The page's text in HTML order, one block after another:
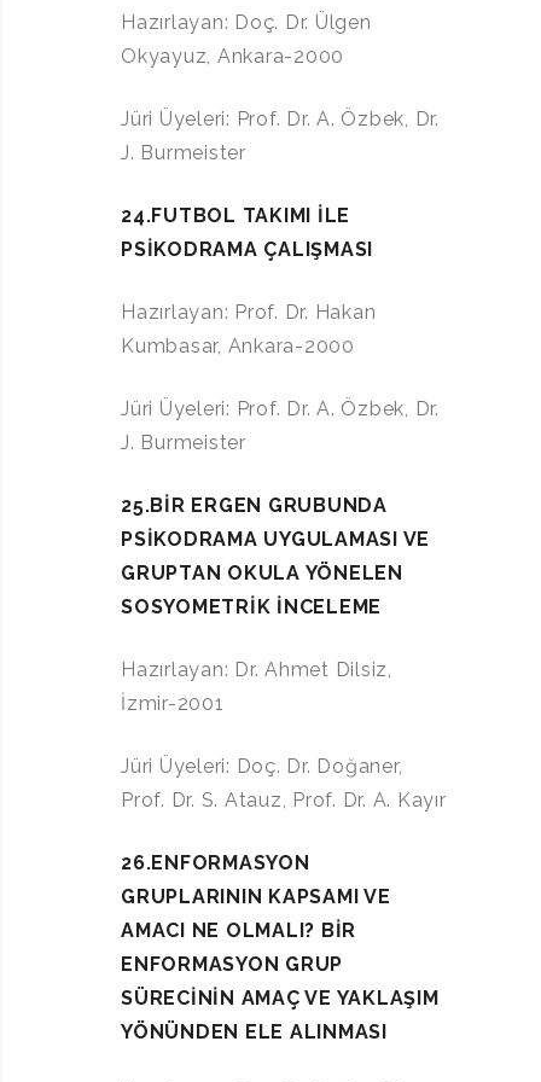
Hazırlayan: Doç. Dr. Ülgen
Okyayuz, Ankara-2000
Jüri Üyeleri: Prof. Dr. A. Özbek, Dr.
J. Burmeister
24.FUTBOL TAKIMI İLE
PSİKODRAMA ÇALIŞMASI
Hazırlayan: Prof. Dr. Hakan
Kumbasar, Ankara-2000
Jüri Üyeleri: Prof. Dr. A. Özbek, Dr.
J. Burmeister
25.BİR ERGEN GRUBUNDA
PSİKODRAMA UYGULAMASI VE
GRUPTAN OKULA YÖNELEN
SOSYOMETRİK İNCELEME
Hazırlayan: Dr. Ahmet Dilsiz,
İzmir-2001
Jüri Üyeleri: Doç. Dr. Doğaner,
Prof. Dr. S. Atauz, Prof. Dr. A. Kayır
26.ENFORMASYON
GRUPLARININ KAPSAMI VE
AMACI NE OLMALI? BİR
ENFORMASYON GRUP
SÜRECİNİN AMAÇ VE YAKLAŞIM
YÖNÜNDEN ELE ALINMASI